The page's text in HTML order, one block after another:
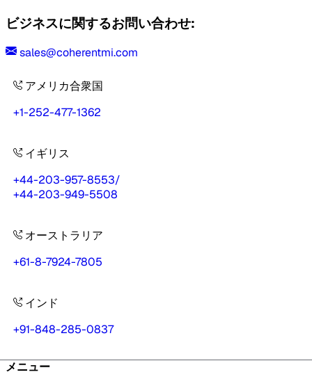
ビジネスに関するお問い合わせ:
sales@coherentmi.com
アメリカ合衆国
+1-252-477-1362
イギリス
+44-203-957-8553/
+44-203-949-5508
オーストラリア
+61-8-7924-7805
インド
+91-848-285-0837
メニュー